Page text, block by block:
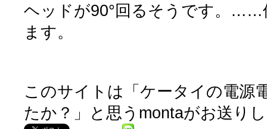
ヘッドが90°回るそうです。……
ます。
このサイトは「ケータイの電源
たか？」と思うmontaがお送り